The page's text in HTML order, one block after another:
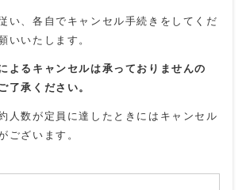
い、各自でキャンセル手続きをしてくだ
いいたします。
よるキャンセルは承っておりませんの
了承ください。
数が定員に達したときにはキャンセル
ございます。